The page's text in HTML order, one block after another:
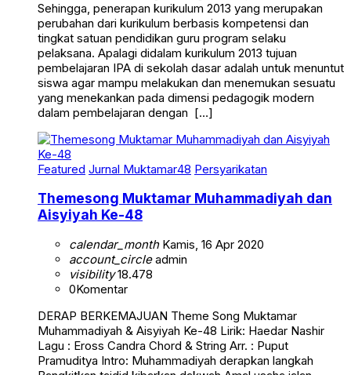
Sehingga, penerapan kurikulum 2013 yang merupakan
perubahan dari kurikulum berbasis kompetensi dan
tingkat satuan pendidikan guru program selaku
pelaksana. Apalagi didalam kurikulum 2013 tujuan
pembelajaran IPA di sekolah dasar adalah untuk menuntut
siswa agar mampu melakukan dan menemukan sesuatu
yang menekankan pada dimensi pedagogik modern
dalam pembelajaran dengan […]
Featured Jurnal Muktamar48 Persyarikatan
Themesong Muktamar Muhammadiyah dan
Aisyiyah Ke-48
calendar_monthKamis, 16 Apr 2020
account_circleadmin
visibility18.478
0Komentar
DERAP BERKEMAJUAN Theme Song Muktamar
Muhammadiyah & Aisyiyah Ke-48 Lirik: Haedar Nashir
Lagu : Eross Candra Chord & String Arr. : Puput
Pramuditya Intro: Muhammadiyah derapkan langkah